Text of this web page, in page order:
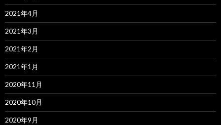
2021年4月
2021年3月
2021年2月
2021年1月
2020年11月
2020年10月
2020年9月